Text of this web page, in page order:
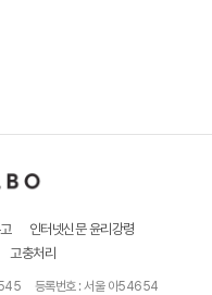
인터넷신문 윤리강령
고충처리
등록번호 : 서울 아54654